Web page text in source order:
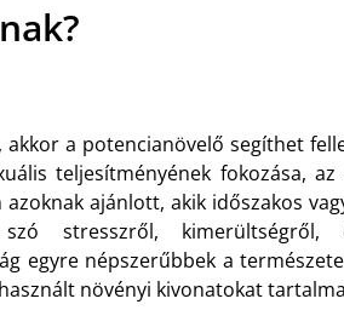
akkor a potencianövelő segíthet
teljesítményének fokozása, az
ajánlott, akik időszakos
stresszről, kimerültségről,
egyre népszerűbbek a
növényi kivonatokat